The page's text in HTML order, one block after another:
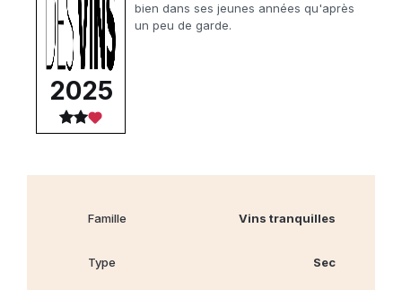
2025
bien dans ses jeunes années qu'après
un peu de garde.
Famille Vins tranquilles
Type Sec